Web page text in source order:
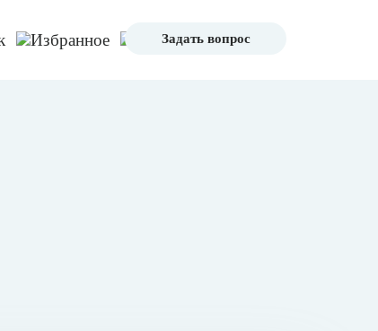
Задать вопрос